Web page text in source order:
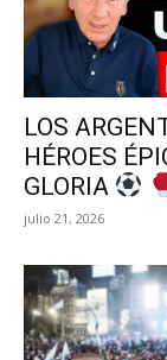
LOS
HÉROES
GLORIA
julio 21, 2026